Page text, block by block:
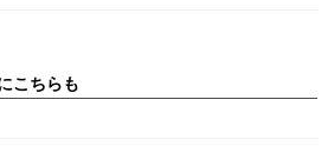
こちらも